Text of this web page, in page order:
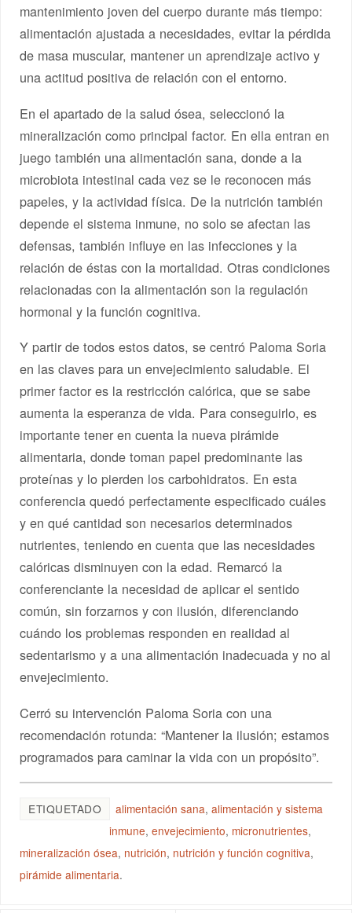
mantenimiento joven del cuerpo durante más tiempo:
alimentación ajustada a necesidades, evitar la pérdida
de masa muscular, mantener un aprendizaje activo y
una actitud positiva de relación con el entorno.
En el apartado de la salud ósea, seleccionó la
mineralización como principal factor. En ella entran en
juego también una alimentación sana, donde a la
microbiota intestinal cada vez se le reconocen más
papeles, y la actividad física. De la nutrición también
depende el sistema inmune, no solo se afectan las
defensas, también influye en las infecciones y la
relación de éstas con la mortalidad. Otras condiciones
relacionadas con la alimentación son la regulación
hormonal y la función cognitiva.
Y partir de todos estos datos, se centró Paloma Soria
en las claves para un envejecimiento saludable. El
primer factor es la restricción calórica, que se sabe
aumenta la esperanza de vida. Para conseguirlo, es
importante tener en cuenta la nueva pirámide
alimentaria, donde toman papel predominante las
proteínas y lo pierden los carbohidratos. En esta
conferencia quedó perfectamente especificado cuáles
y en qué cantidad son necesarios determinados
nutrientes, teniendo en cuenta que las necesidades
calóricas disminuyen con la edad. Remarcó la
conferenciante la necesidad de aplicar el sentido
común, sin forzarnos y con ilusión, diferenciando
cuándo los problemas responden en realidad al
sedentarismo y a una alimentación inadecuada y no al
envejecimiento.
Cerró su intervención Paloma Soria con una
recomendación rotunda: “Mantener la ilusión; estamos
programados para caminar la vida con un propósito”.
ETIQUETADO alimentación sana,alimentación y sistema
inmune,envejecimiento, micronutrientes,
mineralización ósea, nutrición, nutrición y función cognitiva,
pirámide alimentaria.